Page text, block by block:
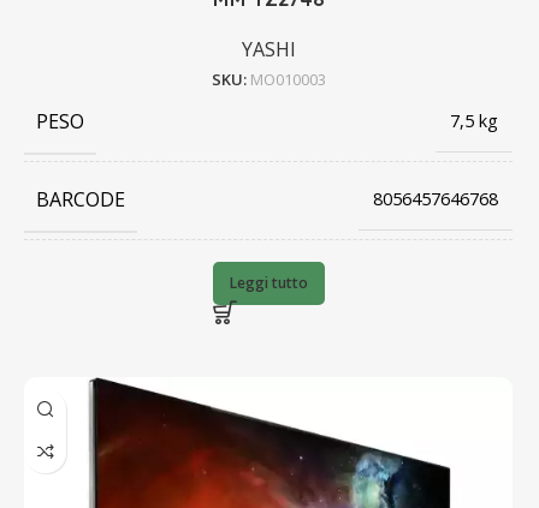
YASHI
SKU: MO010003
PESO 7,5 kg
BARCODE 8056457646768
Leggi tutto